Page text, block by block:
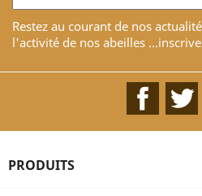
Restez au courant de nos
l'activité de nos abeilles
PRODUITS